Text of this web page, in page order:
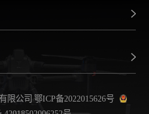
限公司 鄂ICP备2022015626号